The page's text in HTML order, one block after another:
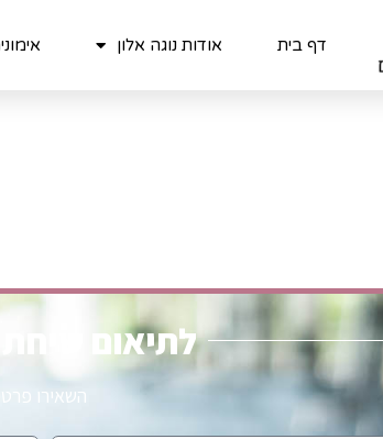
דף בית אודות נוגה אלון
לתיאום שיחת
השאירו